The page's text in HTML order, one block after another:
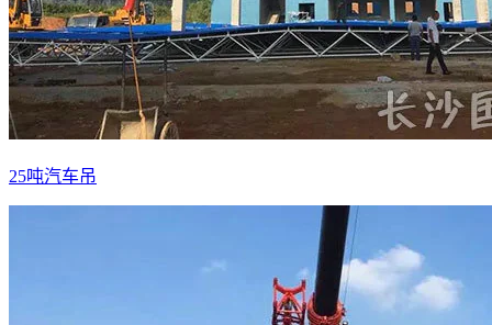
25吨汽车吊